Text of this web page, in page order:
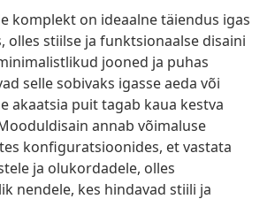
komplekt on ideaalne täiendus igas
olles stiilse ja funktsionaalse disaini
jooned ja puhas
selle sobivaks igasse aeda või
akaatsia puit tagab kaua kestva
annab võimaluse
konfiguratsioonides, et vastata
ja olukordadele, olles
nendele, kes hindavad stiili ja